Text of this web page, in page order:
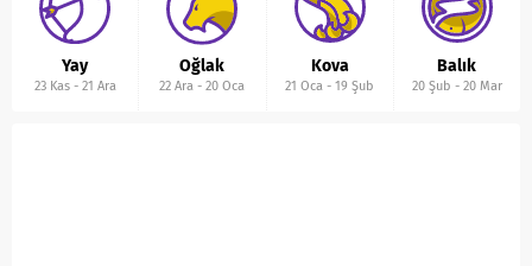
Yay
23 Kas- 21 Ara
Oğlak
22 Ara -20 Oca
Kova
21 Oca -19 Şub
Balık
20 Şub - 20 Mar